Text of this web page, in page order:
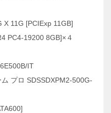
11G [PCIExp 11GB]
PC4-19200 8GB]×４
IT
プロ SDSSDXPM2-500G-